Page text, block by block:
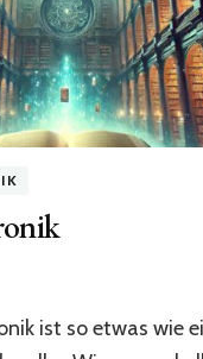
ist so etwas wie